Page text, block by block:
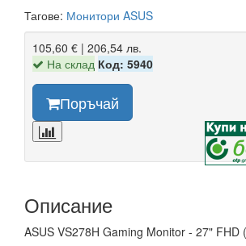
Тагове: Монитори ASUS
105,60 € | 206,54 лв.
На склад Код: 5940
Поръчай
Описание
ASUS VS278H Gaming Monitor - 27" FHD